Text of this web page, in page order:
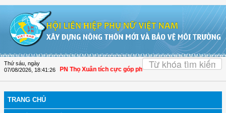
Thứ sáu, ngày
07/08/2026 18:41:27
Hóa: Hội LHPN Thọ Xuân tích cực góp phần nâng cao tỷ lệ người dân tham
TRANG CHỦ
OK